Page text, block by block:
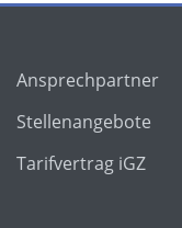
Ansprechpartner
Stellenangebote
Tarifvertrag iGZ